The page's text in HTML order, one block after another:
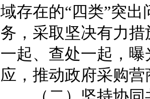
域存在的“四类”突
务，采取坚决有力
一起、查处一起，
应，推动政府采购